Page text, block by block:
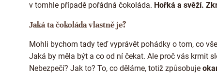
v tomhle případě pořádná čokoláda. Hořká a svěží.
Jaká ta čokoláda vlastně je?
Mohli bychom tady teď vyprávět pohádky o tom, co
Jaká by měla být a co od ní čekat. Ale proč vás krmit
Nebezpečí? Jak to? To, co děláme, totiž způsobuje